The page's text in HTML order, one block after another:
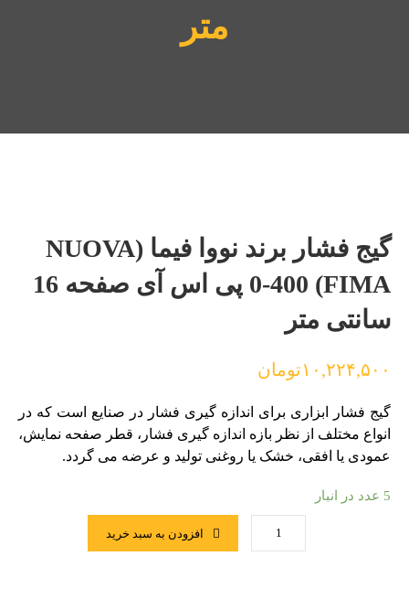
متر
گیج فشار برند نووا فیما (NUOVA
FIMA) 0-400 پی اس آی صفحه 16
سانتی متر
۱۰,۲۲۴,۵۰۰تومان
گیج فشار ابزاری برای اندازه گیری فشار در صنایع است که در
انواع مختلف از نظر بازه اندازه گیری فشار، قطر صفحه نمایش،
عمودی یا افقی، خشک یا روغنی تولید و عرضه می گردد.
5 عدد در انبار
افزودن به سبد خرید